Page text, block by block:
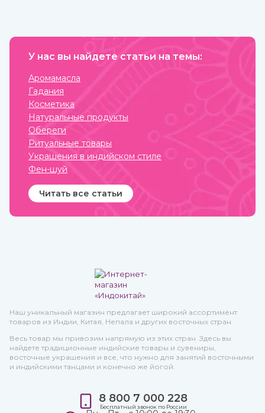
получения. Это яркий,
который подарит вам
больше всего полезных
больше пользы.
У нас вы найдете статьи на темы:
Аромамасла
Гадания
Косметика
Натуральные продукты
Обереги
Ритуальные товары
Украшения в индийском стиле
Фен-шуй
Читать все статьи
Наш уникальный магазин предлагает широкий ассортимент
товаров из Индии, Китая, Непала и других восточных стран.
Весь товар мы привозим напрямую из этих стран. Здесь вы
найдете традиционные индийские товары и сувениры,
восточные украшения и все, что нужно для занятий восточными
и индийскими танцами и конечно же йогой.
8 800 7 000 228
Бесплатный звонок по России